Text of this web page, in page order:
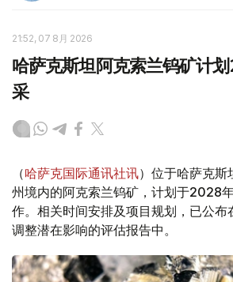
21:52, 07 8月 2026
哈萨克斯坦阿克索兰钨矿计
采
（哈萨克国际通讯社讯）位于哈萨克斯
州境内的阿克索兰钨矿，计划于2028
作。相关时间安排及项目规划，已公布
调整潜在影响的评估报告中。